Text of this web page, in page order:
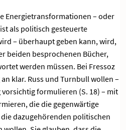
Energietransformationen – oder
als politisch gesteuerte
– überhaupt geben kann, wird,
beiden besprochenen Bücher,
werden müssen. Bei Fressoz
klar. Russ und Turnbull wollen –
formulieren (S. 18) – mit
die die gegenwärtige
dazugehörenden politischen